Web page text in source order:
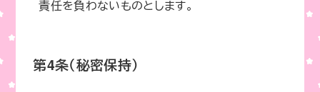
責任を負わないものとします。
第4条（秘密保持）